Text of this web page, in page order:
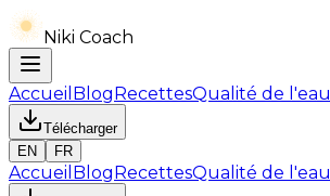
Niki Coach
Accueil BlogRecettesQualité de l'eau
Télécharger
EN
FR
Accueil BlogRecettesQualité de l'eau